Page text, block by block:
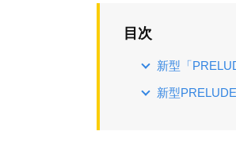
目次
新型「
新型